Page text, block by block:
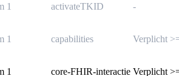
1 activateTKID -
1 capabilities Verplicht
1 core-FHIR-interactie Verplicht